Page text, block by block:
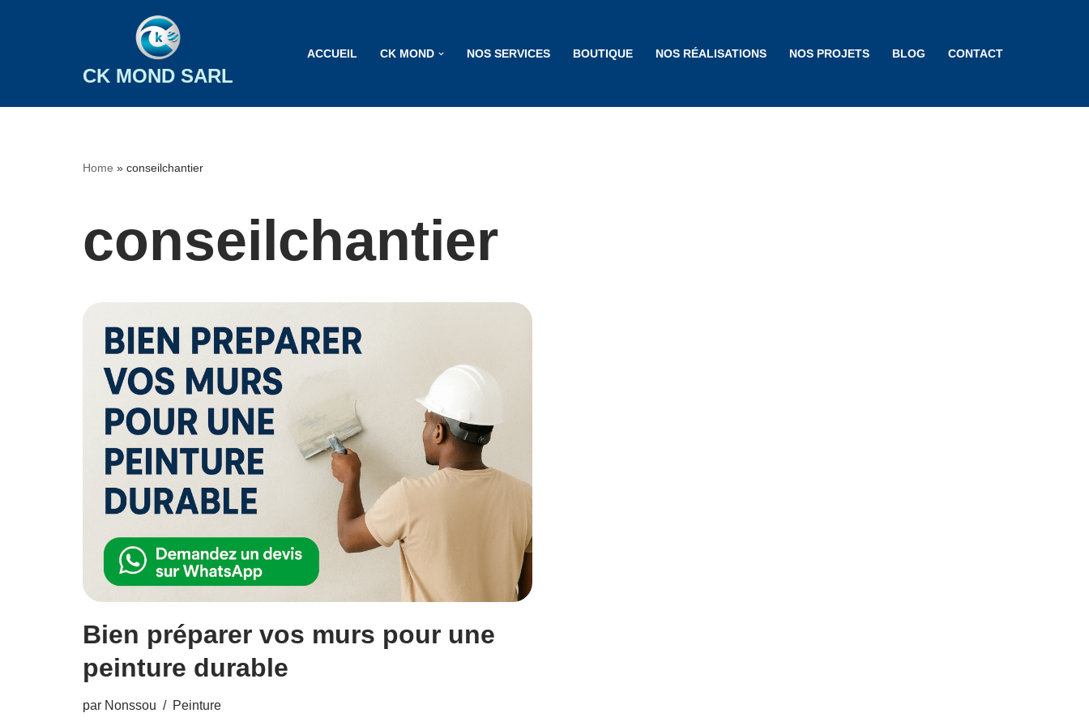
CK MOND SARL
ACCUEIL CK MOND NOS SERVICES BOUTIQUE NOS RÉALISATIONS NOS PROJETS BLOG CONTACT
Home » conseilchantier
conseilchantier
Bien préparer vos murs pour une
peinture durable
par Nonssou Peinture